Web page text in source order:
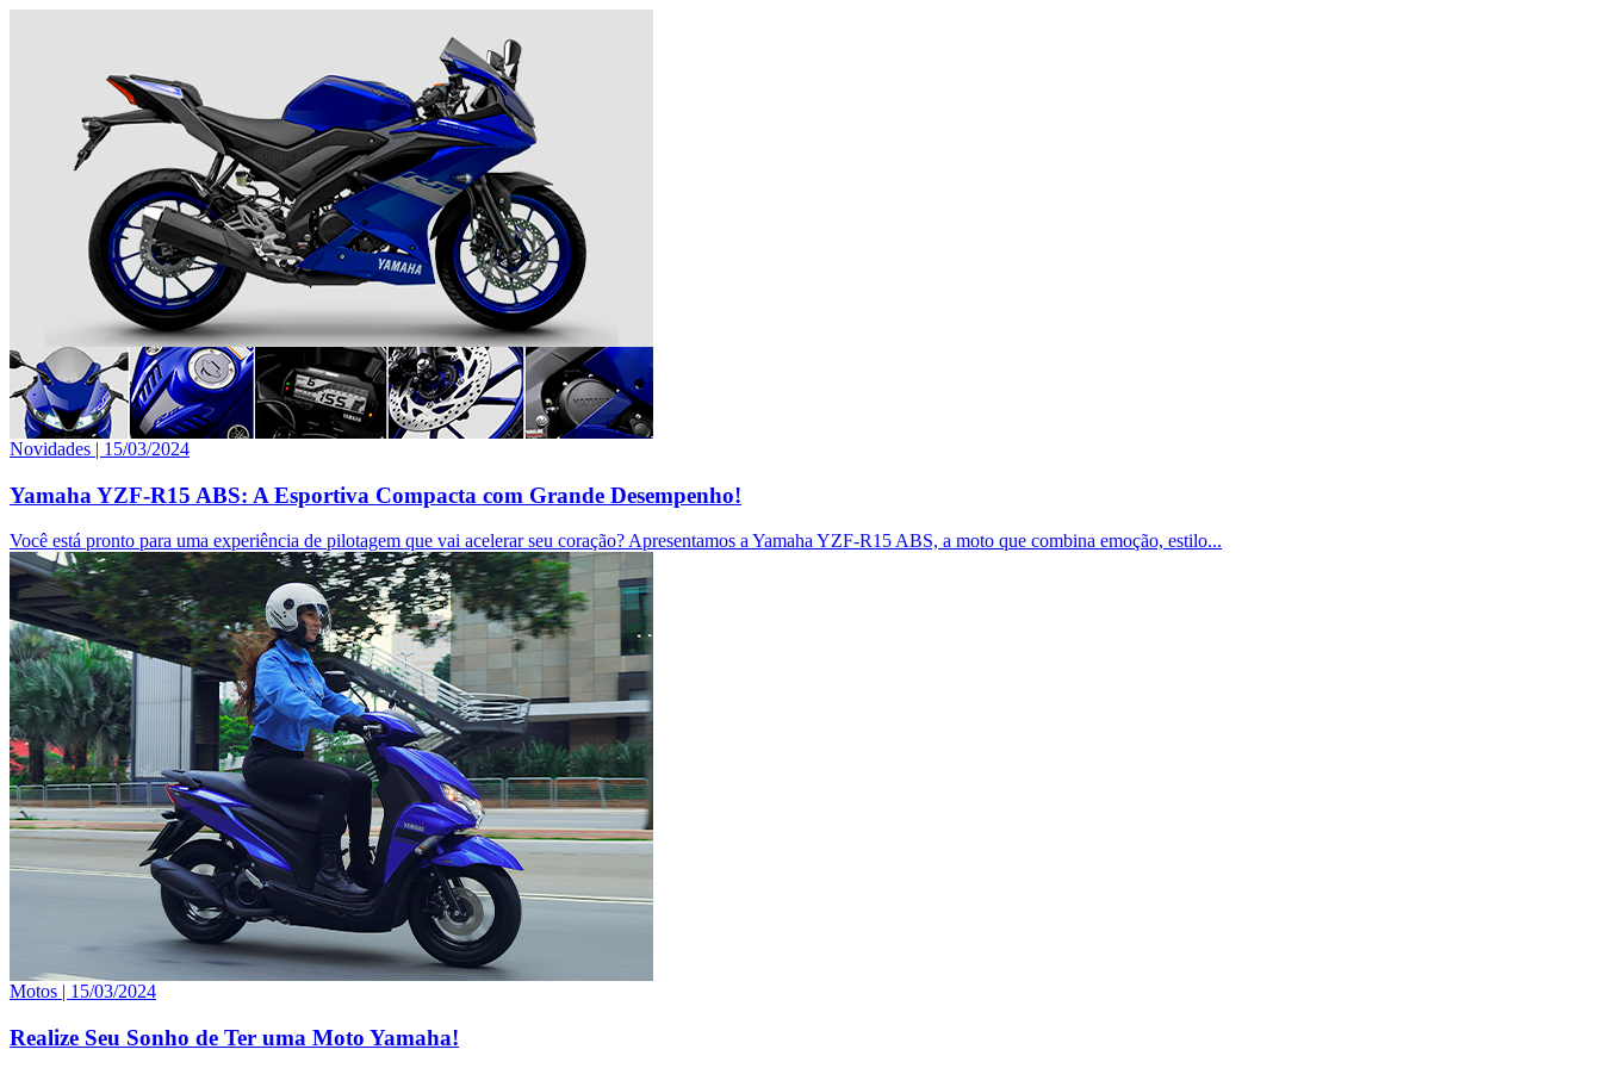
Novidades | 15/03/2024
Yamaha YZF-R15 ABS: A Esportiva Compacta com Grande Desempenho!
Você está pronto para uma experiência de pilotagem que vai acelerar seu coração? Apresentamos a Yamaha YZF-R15 ABS, a moto que combina emoção, estilo...
Motos | 15/03/2024
Realize Seu Sonho de Ter uma Moto Yamaha!